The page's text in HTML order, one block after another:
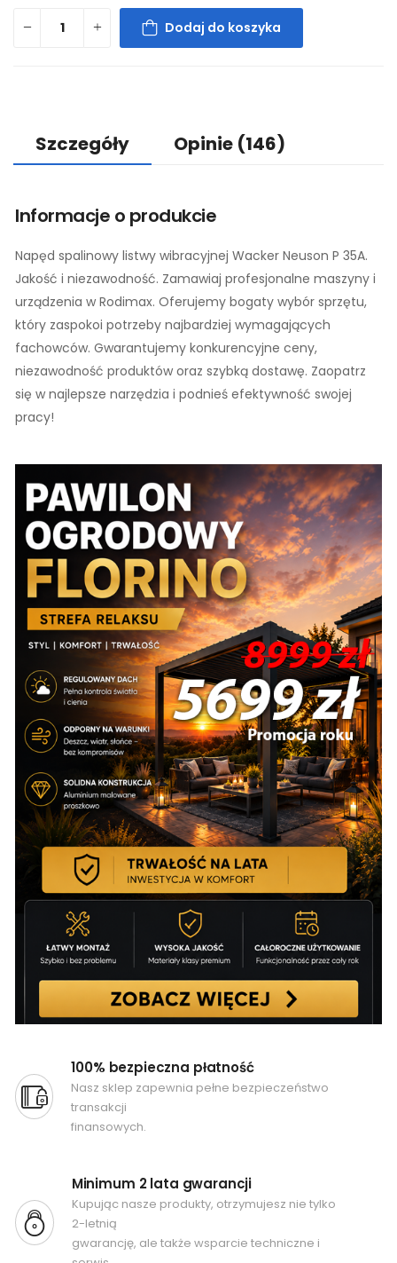
Dodaj do koszyka
Szczegóły Opinie (146)
Informacje o produkcie
Napęd spalinowy listwy wibracyjnej Wacker Neuson P 35A.
Jakość i niezawodność. Zamawiaj profesjonalne maszyny i
urządzenia w Rodimax. Oferujemy bogaty wybór sprzętu,
który zaspokoi potrzeby najbardziej wymagających
fachowców. Gwarantujemy konkurencyjne ceny,
niezawodność produktów oraz szybką dostawę. Zaopatrz
się w najlepsze narzędzia i podnieś efektywność swojej
pracy!
100% bezpieczna płatność
Nasz sklep zapewnia pełne bezpieczeństwo
transakcji
finansowych.
Minimum 2 lata gwarancji
Kupując nasze produkty, otrzymujesz nie tylko
2-letnią
gwarancję, ale także wsparcie techniczne i